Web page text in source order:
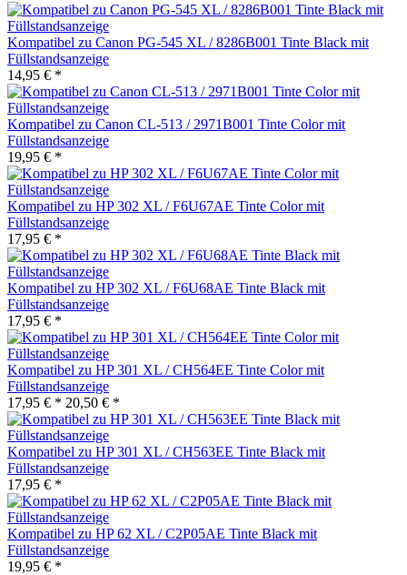
Kompatibel zu Canon PG-545 XL / 8286B001 Tinte Black mit
Füllstandsanzeige
14,95 € *
Kompatibel zu Canon CL-513 / 2971B001 Tinte Color mit
Füllstandsanzeige
19,95 € *
Kompatibel zu HP 302 XL / F6U67AE Tinte Color mit
Füllstandsanzeige
17,95 € *
Kompatibel zu HP 302 XL / F6U68AE Tinte Black mit
Füllstandsanzeige
17,95 € *
Kompatibel zu HP 301 XL / CH564EE Tinte Color mit
Füllstandsanzeige
17,95 € * 20,50 € *
Kompatibel zu HP 301 XL / CH563EE Tinte Black mit
Füllstandsanzeige
17,95 € *
Kompatibel zu HP 62 XL / C2P05AE Tinte Black mit
Füllstandsanzeige
19,95 € *